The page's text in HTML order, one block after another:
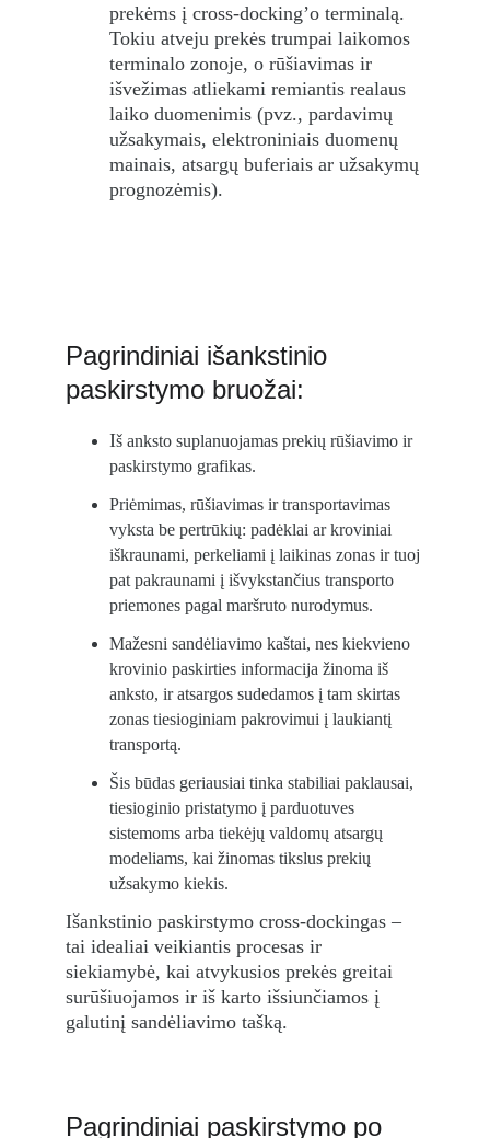
prekėms į cross-docking’o terminalą.
Tokiu atveju prekės trumpai laikomos
terminalo zonoje, o rūšiavimas ir
išvežimas atliekami remiantis realaus
laiko duomenimis (pvz., pardavimų
užsakymais, elektroniniais duomenų
mainais, atsargų buferiais ar užsakymų
prognozėmis).
Iš anksto suplanuojamas prekių rūšiavimo ir
paskirstymo grafikas.
Priėmimas, rūšiavimas ir transportavimas
vyksta be pertrūkių: padėklai ar kroviniai
iškraunami, perkeliami į laikinas zonas ir tuoj
pat pakraunami į išvykstančius transporto
priemones pagal maršruto nurodymus.
Mažesni sandėliavimo kaštai, nes kiekvieno
krovinio paskirties informacija žinoma iš
anksto, ir atsargos sudedamos į tam skirtas
zonas tiesioginiam pakrovimui į laukiantį
transportą.
Šis būdas geriausiai tinka stabiliai paklausai,
tiesioginio pristatymo į parduotuves
sistemoms arba tiekėjų valdomų atsargų
modeliams, kai žinomas tikslus prekių
užsakymo kiekis.
Išankstinio paskirstymo cross-dockingas –
tai idealiai veikiantis procesas ir
siekiamybė, kai atvykusios prekės greitai
surūšiuojamos ir iš karto išsiunčiamos į
galutinį sandėliavimo tašką.
Pagrindiniai išankstinio
paskirstymo bruožai:
Pagrindiniai paskirstymo po